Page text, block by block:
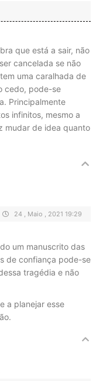
que está a sair, não
cancelada se não
uma caralhada de
cedo, pode-se
Principalmente
infinitos, mesmo a
mudar de idea quanto
24 , Maio , 2021 19:29
um manuscrito das
de confiança pode-se
tragédia e não
a planejar esse